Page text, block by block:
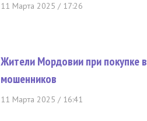
11 Марта 2025 / 17:26
Жители Мордовии при покупке
мошенников
11 Марта 2025 / 16:41